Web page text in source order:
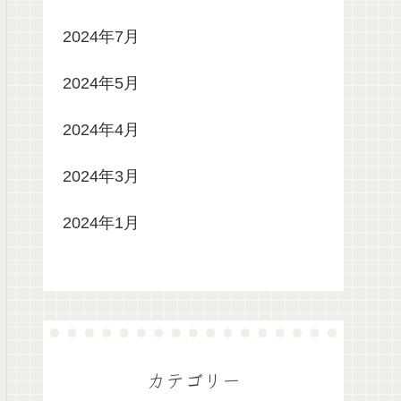
2024年7月
2024年5月
2024年4月
2024年3月
2024年1月
カテゴリー